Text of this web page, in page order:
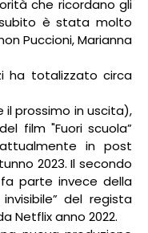
che ricordano gli
è stata molto
Puccioni, Marianna
ha totalizzato circa
il prossimo in uscita),
film "Fuori scuola”
in post
2023. Il secondo
parte invece della
del regista
Netflix anno 2022.